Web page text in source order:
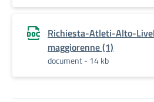
Richiesta-Atleti-Alto-
maggiorenne (1)
document - 14 kb